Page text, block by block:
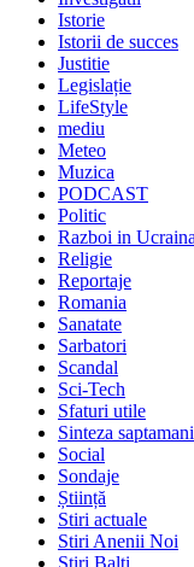
Istorie
Istorii de succes
Justitie
Legislație
LifeStyle
mediu
Meteo
Muzica
PODCAST
Politic
Razboi in Ucraina
Religie
Reportaje
Romania
Sanatate
Sarbatori
Scandal
Sci-Tech
Sfaturi utile
Sinteza
Social
Sondaje
Știință
Stiri actuale
Stiri Anenii Noi